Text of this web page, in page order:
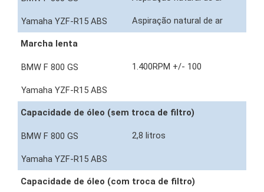
Aspiração natural de ar
Marcha lenta
1.400RPM +/- 100
Capacidade de óleo (sem troca de filtro)
2,8 litros
Capacidade de óleo (com troca de filtro)